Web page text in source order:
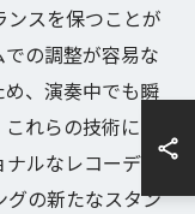
スを保つことが
の調整が容易な
、演奏中でも瞬
れらの技術によ
ルなレコーディ
グの新たなスタン